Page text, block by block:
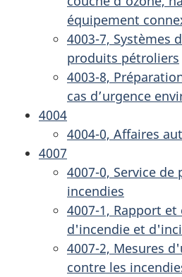
équipement
4003-7, Systèmes
produits pétroliers
4003-8,
cas d’urgence
4004
4004-0, Affaires
4007
4007-0, Service
incendies
4007-1, Rapport
d'incendie et
4007-2, Mesures
contre les